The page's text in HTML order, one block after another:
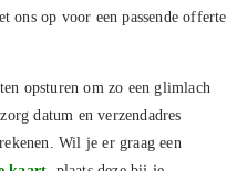
ons op voor een passende offerte
opsturen om zo een glimlach
datum en verzendadres
Wil je er graag een